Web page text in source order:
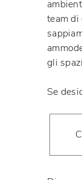
team
gli
Se